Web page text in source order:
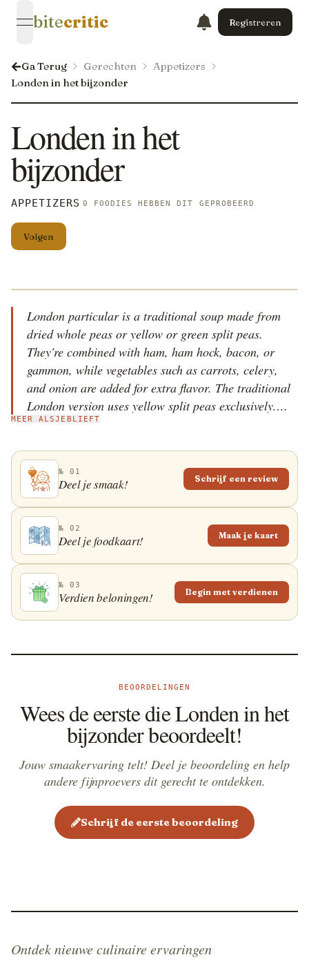
open navigation menu
bitecritic Registreren
Ga Terug Gerechten
Appetizers
Londen in het bijzonder
Londen in het
bijzonder
APPETIZERS 0 FOODIES HEBBEN DIT GEPROBEERD
Volgen
London particular is a traditional soup made from
dried whole peas or yellow or green split peas.
They're combined with ham, ham hock, bacon, or
gammon, while vegetables such as carrots, celery,
and onion are added for extra flavor. The traditional
London version uses yellow split peas exclusively.
When properly prepared, the soup should be so thick
particular is typically served as an appetizer or main
dish with crusty bread on the side. The name of the
dish comes from the thick smog with a yelowish tinge
by gas street lamps, which looks similar in texture
and color to pea soup. The term London particular
was further popularized by Charles Dickens in his
novel Bleak House. In the 19th century, the soup was
a street food staple in stalls and taverns of London,
but nowadays very few restaurants serve it
occasionally.
MEER ALSJEBLIEFT
№ 01
Deel je smaak! Schrijf een review
№ 02
Deel je foodkaart! Maak je kaart
№ 03
Verdien beloningen! Begin met verdienen
BEOORDELINGEN
Wees de eerste die Londen in het
bijzonder beoordeelt!
Jouw smaakervaring telt! Deel je beoordeling en help
andere fijnproevers dit gerecht te ontdekken.
Schrijf de eerste beoordeling
Ontdek nieuwe culinaire ervaringen